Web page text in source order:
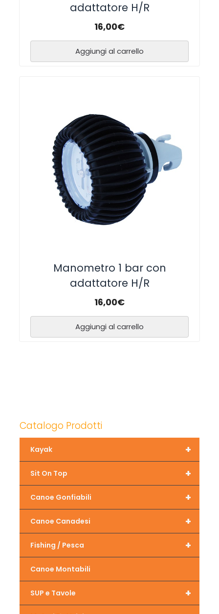
adattatore H/R
16,00€
Aggiungi al carrello
Manometro 1 bar con
adattatore H/R
16,00€
Aggiungi al carrello
Catalogo Prodotti
+
Kayak
+
Sit On Top
+
Canoe Gonfiabili
+
Canoe Canadesi
+
Fishing / Pesca
Canoe Montabili
+
SUP e Tavole